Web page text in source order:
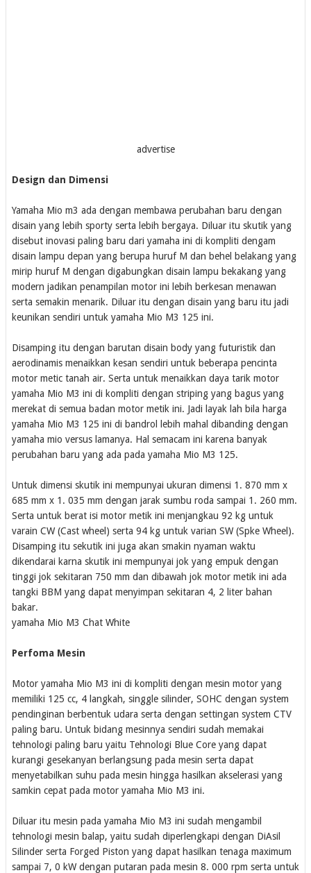
advertise
Design dan Dimensi
Yamaha Mio m3 ada dengan membawa perubahan baru dengan
disain yang lebih sporty serta lebih bergaya. Diluar itu skutik yang
disebut inovasi paling baru dari yamaha ini di kompliti dengam
disain lampu depan yang berupa huruf M dan behel belakang yang
mirip huruf M dengan digabungkan disain lampu bekakang yang
modern jadikan penampilan motor ini lebih berkesan menawan
serta semakin menarik. Diluar itu dengan disain yang baru itu jadi
keunikan sendiri untuk yamaha Mio M3 125 ini.
Disamping itu dengan barutan disain body yang futuristik dan
aerodinamis menaikkan kesan sendiri untuk beberapa pencinta
motor metic tanah air. Serta untuk menaikkan daya tarik motor
yamaha Mio M3 ini di kompliti dengan striping yang bagus yang
merekat di semua badan motor metik ini. Jadi layak lah bila harga
yamaha Mio M3 125 ini di bandrol lebih mahal dibanding dengan
yamaha mio versus lamanya. Hal semacam ini karena banyak
perubahan baru yang ada pada yamaha Mio M3 125.
Untuk dimensi skutik ini mempunyai ukuran dimensi 1. 870 mm x
685 mm x 1. 035 mm dengan jarak sumbu roda sampai 1. 260 mm.
Serta untuk berat isi motor metik ini menjangkau 92 kg untuk
varain CW (Cast wheel) serta 94 kg untuk varian SW (Spke Wheel).
Disamping itu sekutik ini juga akan smakin nyaman waktu
dikendarai karna skutik ini mempunyai jok yang empuk dengan
tinggi jok sekitaran 750 mm dan dibawah jok motor metik ini ada
tangki BBM yang dapat menyimpan sekitaran 4, 2 liter bahan
bakar.
yamaha Mio M3 Chat White
Perfoma Mesin
Motor yamaha Mio M3 ini di kompliti dengan mesin motor yang
memiliki 125 cc, 4 langkah, singgle silinder, SOHC dengan system
pendinginan berbentuk udara serta dengan settingan system CTV
paling baru. Untuk bidang mesinnya sendiri sudah memakai
tehnologi paling baru yaitu Tehnologi Blue Core yang dapat
kurangi gesekanyan berlangsung pada mesin serta dapat
menyetabilkan suhu pada mesin hingga hasilkan akselerasi yang
samkin cepat pada motor yamaha Mio M3 ini.
Diluar itu mesin pada yamaha Mio M3 ini sudah mengambil
tehnologi mesin balap, yaitu sudah diperlengkapi dengan DiAsil
Silinder serta Forged Piston yang dapat hasilkan tenaga maximum
sampai 7, 0 kW dengan putaran pada mesin 8. 000 rpm serta untuk